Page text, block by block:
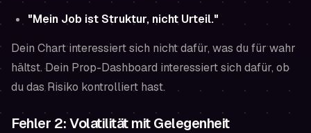
"Mein Job ist Struktur, nicht Urteil."
Dein Chart interessiert sich nicht dafür, was du für wahr
hältst. Dein Prop-Dashboard interessiert sich dafür, ob
du das Risiko kontrolliert hast.
Fehler 2: Volatilität mit Gelegenheit